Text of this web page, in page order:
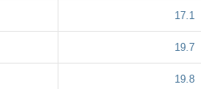
17.1
19.7
19.8